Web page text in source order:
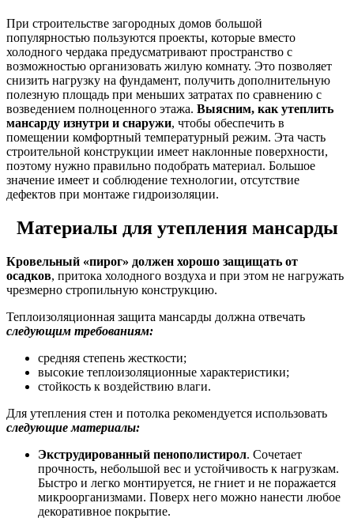
При строительстве загородных домов большой
популярностью пользуются проекты, которые вместо
холодного чердака предусматривают пространство с
возможностью организовать жилую комнату. Это позволяет
снизить нагрузку на фундамент, получить дополнительную
полезную площадь при меньших затратах по сравнению с
возведением полноценного этажа. Выясним, как утеплить
мансарду изнутри и снаружи, чтобы обеспечить в
помещении комфортный температурный режим. Эта часть
строительной конструкции имеет наклонные поверхности,
поэтому нужно правильно подобрать материал. Большое
значение имеет и соблюдение технологии, отсутствие
дефектов при монтаже гидроизоляции.
Материалы для утепления мансарды
Кровельный «пирог» должен хорошо защищать от
осадков, притока холодного воздуха и при этом не нагружать
чрезмерно стропильную конструкцию.
Теплоизоляционная защита мансарды должна отвечать
следующим требованиям:
средняя степень жесткости;
высокие теплоизоляционные характеристики;
стойкость к воздействию влаги.
Для утепления стен и потолка рекомендуется использовать
следующие материалы:
Экструдированный пенополистирол. Сочетает
прочность, небольшой вес и устойчивость к нагрузкам.
Быстро и легко монтируется, не гниет и не поражается
микроорганизмами. Поверх него можно нанести любое
декоративное покрытие.